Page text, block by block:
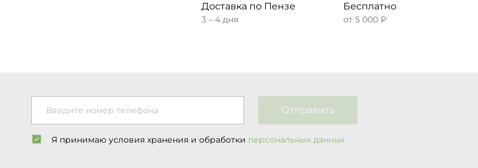
Доставка по Пензе
3 – 4 дня
Бесплатно
от 5 000 ₽
Введите номер телефона Отправить
Я принимаю условия хранения и обработки персональных данных